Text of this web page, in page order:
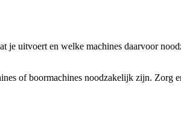
je uitvoert en welke machines daarvoor
of boormachines noodzakelijk zijn. Zorg